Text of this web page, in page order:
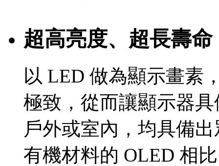
超高亮度、超長壽命
以 LED 做為顯示畫素
極致，從而讓顯示器
戶外或室內，均具備
有機材料的 OLED 相